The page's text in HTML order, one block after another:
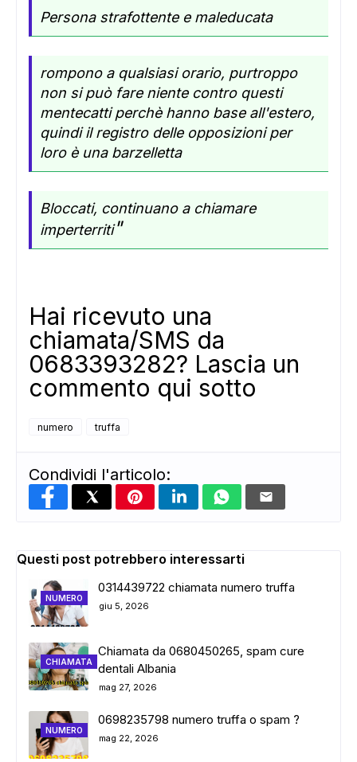
ADS
Persona strafottente e maleducata
rompono a qualsiasi orario, purtroppo
non si può fare niente contro questi
mentecatti perchè hanno base all'estero,
quindi il registro delle opposizioni per
loro è una barzelletta
Bloccati, continuano a chiamare
imperterriti"
Hai ricevuto una
chiamata/SMS da
0683393282? Lascia un
commento qui sotto
numero truffa
Condividi l'articolo:
Questi post potrebbero interessarti
NUMERO
0314439722 chiamata numero truffa
giu 5, 2026
CHIAMATA
Chiamata da 0680450265, spam cure
dentali Albania
mag 27, 2026
NUMERO
0698235798 numero truffa o spam ?
mag 22, 2026